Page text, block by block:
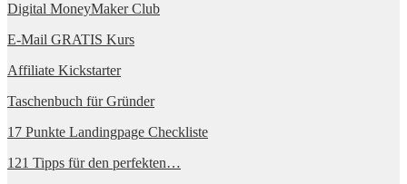
Digital MoneyMaker Club
E-Mail GRATIS Kurs
Affiliate Kickstarter
Taschenbuch für Gründer
17 Punkte Landingpage Checkliste
121 Tipps für den perfekten…